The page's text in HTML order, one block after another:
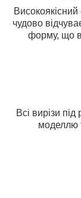
Високоякісний
чудово
форму, що в
Всі вирізи
моделлю